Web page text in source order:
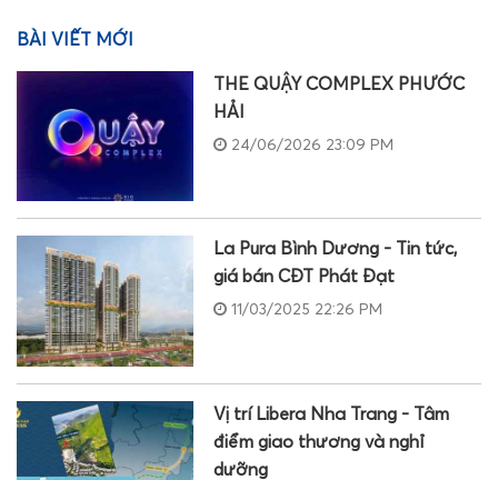
BÀI VIẾT MỚI
THE QUẬY COMPLEX PHƯỚC
HẢI
24/06/2026 23:09 PM
La Pura Bình Dương - Tin tức,
giá bán CĐT Phát Đạt
11/03/2025 22:26 PM
Vị trí Libera Nha Trang - Tâm
điểm giao thương và nghỉ
dưỡng